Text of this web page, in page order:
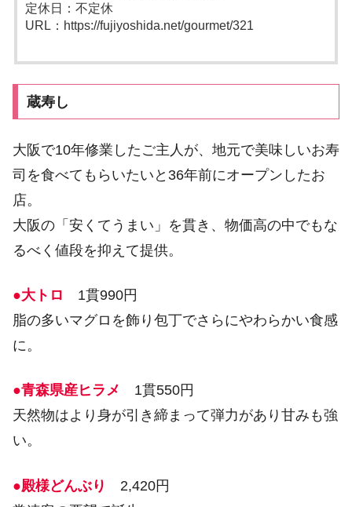
定休日：不定休
URL：https://fujiyoshida.net/gourmet/321
蔵寿し
大阪で10年修業したご主人が、地元で美味しいお寿
司を食べてもらいたいと36年前にオープンしたお
店。
大阪の「安くてうまい」を貫き、物価高の中でもな
るべく値段を抑えて提供。
●大トロ 1貫990円
脂の多いマグロを飾り包丁でさらにやわらかい食感
に。
●青森県産ヒラメ 1貫550円
天然物はより身が引き締まって弾力があり甘みも強
い。
●殿様どんぶり
2,420円